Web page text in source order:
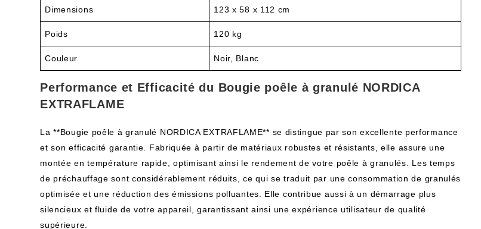
Dimensions 123 x 58 x 112 cm
Poids 120 kg
Couleur Noir, Blanc
Performance et Efficacité du Bougie poêle à granulé NORDICA
EXTRAFLAME
La **Bougie poêle à granulé NORDICA EXTRAFLAME** se distingue par son excellente performance
et son efficacité garantie. Fabriquée à partir de matériaux robustes et résistants, elle assure une
montée en température rapide, optimisant ainsi le rendement de votre poêle à granulés. Les temps
de préchauffage sont considérablement réduits, ce qui se traduit par une consommation de granulés
optimisée et une réduction des émissions polluantes. Elle contribue aussi à un démarrage plus
silencieux et fluide de votre appareil, garantissant ainsi une expérience utilisateur de qualité
supérieure.